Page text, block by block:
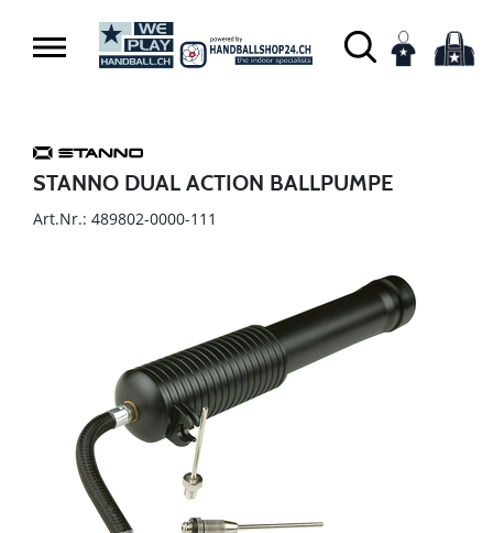
STANNO DUAL ACTION BALLPUMPE
Art.Nr.: 489802-0000-111